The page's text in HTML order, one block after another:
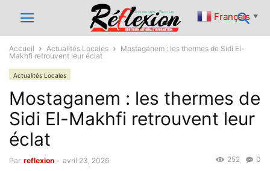
Accueil Actualités Locales
Mostaganem : les thermes de Sidi El-
Makhfi retrouvent leur éclat
Actualités Locales
Mostaganem : les thermes de
Sidi El-Makhfi retrouvent leur
éclat
Par reflexion - avril 23, 2026 0
252
Français ▼